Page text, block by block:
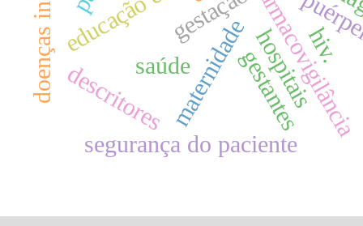
gestantes
maternidadehospitais
farmacovigilância
segurança do paciente
gestação hiv.
saúde
descritores